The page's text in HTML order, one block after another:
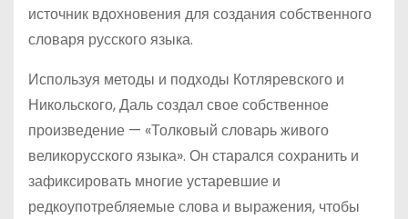
источник вдохновения для создания собственного
словаря русского языка.
Используя методы и подходы Котляревского и
Никольского, Даль создал свое собственное
произведение — «Толковый словарь живого
великорусского языка». Он старался сохранить и
зафиксировать многие устаревшие и
редкоупотребляемые слова и выражения, чтобы